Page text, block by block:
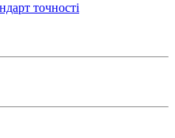
точності